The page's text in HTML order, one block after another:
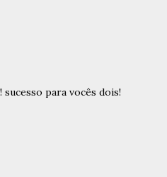
para vocês dois!